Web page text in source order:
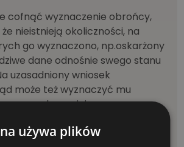
cofnąć wyznaczenie obrońcy,
że nieistnieją okoliczności, na
go wyznaczono, np.oskarżony
dane odnośnie swego stanu
uzasadniony wniosek
może też wyznaczyć mu
z urzędu w miejsce
r.
używa plików